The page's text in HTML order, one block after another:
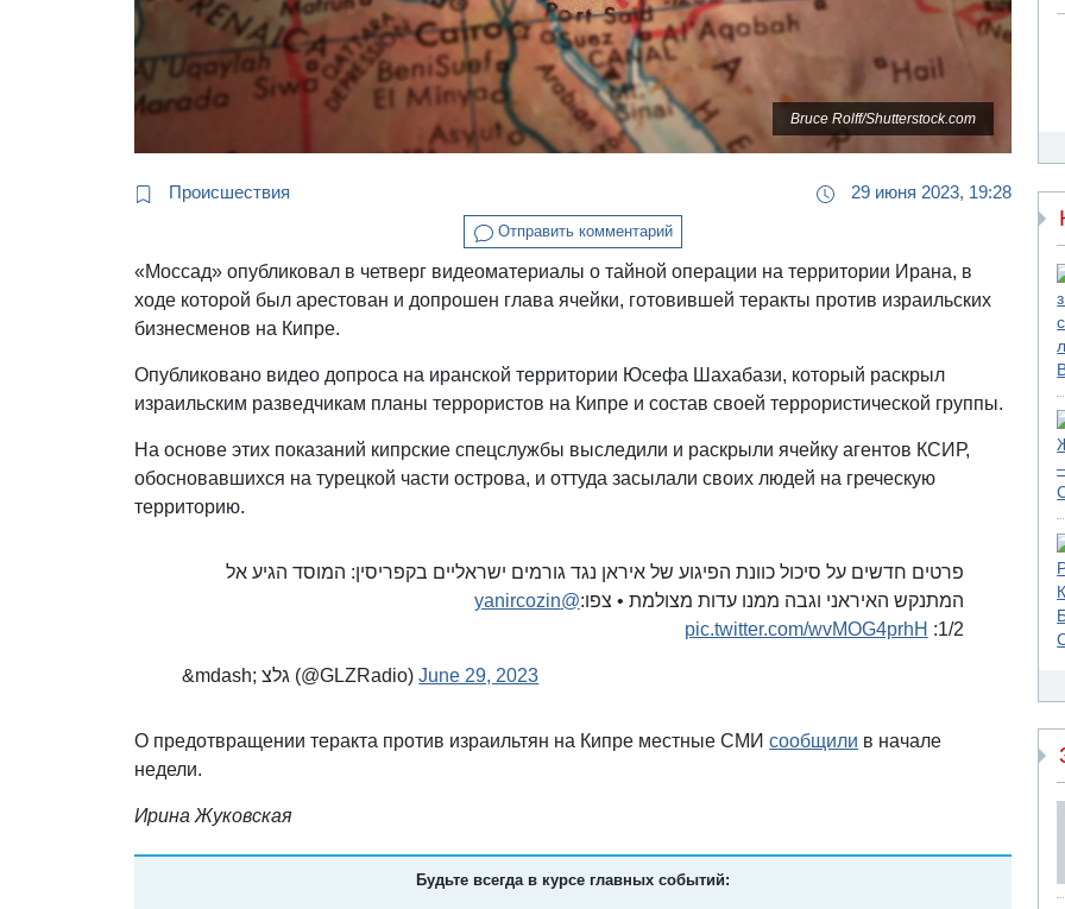
Bruce Rolff/Shutterstock.com
Происшествия 29 июня 2023, 19:28
Отправить комментарий
«Моссад» опубликовал в четверг видеоматериалы о тайной операции на территории Ирана, в
ходе которой был арестован и допрошен глава ячейки, готовившей теракты против израильских
бизнесменов на Кипре.
Опубликовано видео допроса на иранской территории Юсефа Шахабази, который раскрыл
израильским разведчикам планы террористов на Кипре и состав своей террористической группы.
На основе этих показаний кипрские спецслужбы выследили и раскрыли ячейку агентов КСИР,
обосновавшихся на турецкой части острова, и оттуда засылали своих людей на греческую
территорию.
פרטים חדשים על סיכול כוונת הפיגוע של איראן נגד גורמים ישראליים בקפריסין: המוסד הגיע אל
המתנקש האיראני וגבה ממנו עדות מצולמת • צפו:@yanircozin
1/2:
pic.twitter.com/wvMOG4prhH
&mdash; גלצ (@GLZRadio)June 29, 2023
О предотвращении теракта против израильтян на Кипре местные СМИсообщили в начале
недели.
Ирина Жуковская
Будьте всегда в курсе главных событий: